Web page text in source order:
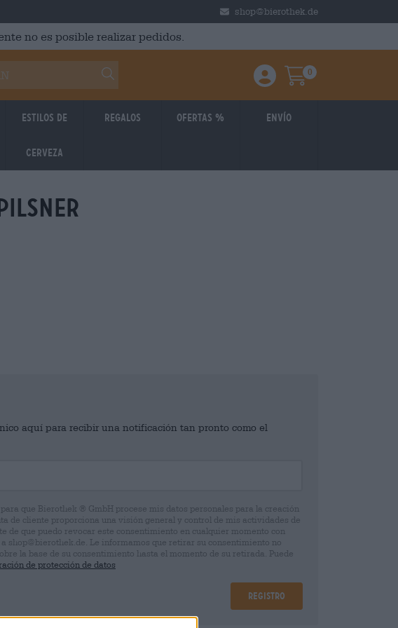
shop@bierothek.de
no es posible realizar pedidos.
Einloggen / Anmelden
Warenkorb
0
Estilos de
cerveza
Regalos Ofertas % Envío
aquí para recibir una notificación tan pronto como el
que Bierothek ® GmbH procese mis datos personales para la creación
de cliente proporciona una visión general y control de mis actividades de
de que puedo revocar este consentimiento en cualquier momento con
shop@bierothek.de. Le informamos que retirar su consentimiento no
la base de su consentimiento hasta el momento de su retirada. Puede
de protección de datos
Registro